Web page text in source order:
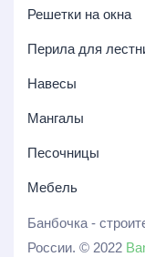
Решетки на окна
Перила для
Навесы
Мангалы
Песочницы
Мебель
Банбочка -
России. © 2022